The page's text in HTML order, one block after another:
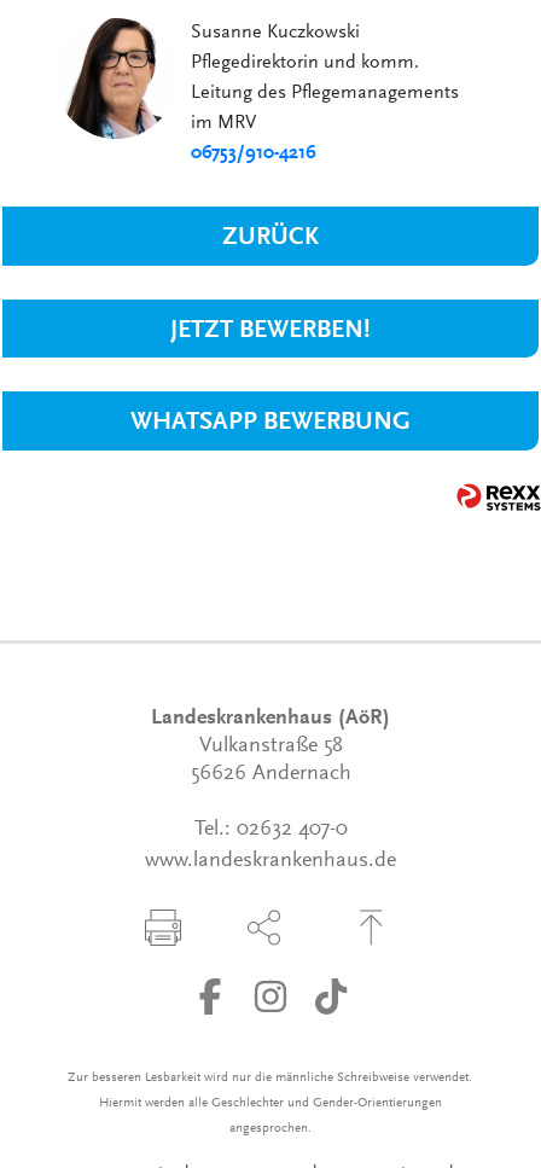
Susanne Kuczkowski
Pflegedirektorin und komm.
Leitung des Pflegemanagements
im MRV
06753/910-4216
ZURÜCK
JETZT BEWERBEN!
WHATSAPP BEWERBUNG
Landeskrankenhaus (AöR)
Vulkanstraße 58
56626 Andernach
Tel.: 02632 407-0
www.landeskrankenhaus.de
Zur besseren Lesbarkeit wird nur die männliche Schreibweise verwendet.
Hiermit werden alle Geschlechter und Gender-Orientierungen
angesprochen.